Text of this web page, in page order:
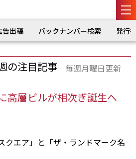
告出稿 バックナンバー検索 発行
の注目記事 毎週月曜日更新
高層ビルが相次ぎ誕生へ
クエア」と「ザ・ランドマーク名